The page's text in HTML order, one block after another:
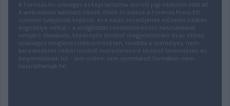
A Formula.hu szöveges és képi tartalma szerzői jogi védelem alatt áll.
A weboldalon található cikkek, fotók és videók a Formula Press Kft.
szellemi tulajdonát képezik, és a kiadó vezetőjének előzetes írásbeli
engedélye nélkül – a szolgáltatás rendeltetésszerű használatával
velejáró olvasáson, képernyőn történő megjelenítésen és az ehhez
szükséges ideiglenes többszörözésen, továbbá a személyes, nem-
kereskedelmi célból történő merevlemezre történő lementésen és
kinyomtatáson túl - sem online, sem nyomtatott formában nem
használhatóak fel.